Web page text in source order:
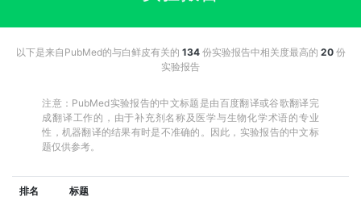
以下是来自PubMed的与白鲜皮有关的 134份实验报告中相关度最高的 20份
实验报告
注意：PubMed实验报告的中文标题是由百度翻译或谷歌翻译完
成翻译工作的，由于补充剂名称及医学与生物化学术语的专业
性，机器翻译的结果有时是不准确的。因此，实验报告的中文标
题仅供参考。
排名 标题